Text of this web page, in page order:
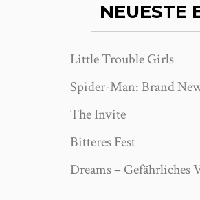
NEUESTE
Little Trouble Girls
Spider-Man: Brand
The Invite
Bitteres Fest
Dreams – Gefährliches